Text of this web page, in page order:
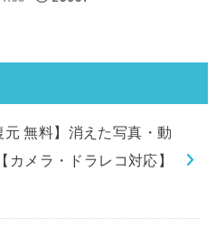
元 無料】消えた写真・動
メラ・ドラレコ対応】